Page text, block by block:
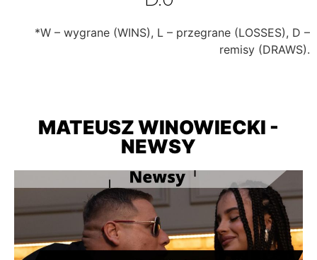
*W – wygrane (WINS), L – przegrane (LOSSES), D –
remisy (DRAWS).
MATEUSZ WINOWIECKI -
NEWSY